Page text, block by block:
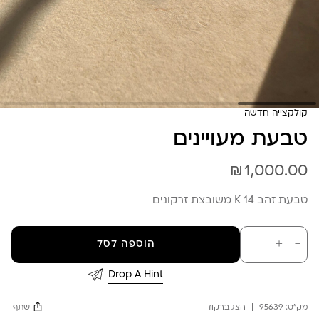
קולקצייה חדשה
טבעת מעויינים
₪1,000.00
טבעת זהב 14 K משובצת זרקונים
－
כמות
של
טבעת
＋ הוספה לסל
Drop A Hint
מק"ט: 95639 הצג ברקוד שתף